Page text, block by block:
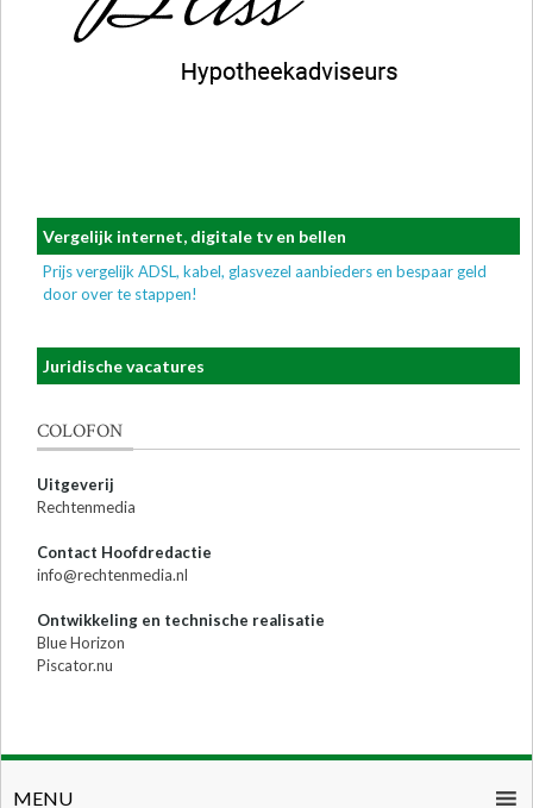
Vergelijk internet, digitale tv en bellen
Prijs vergelijk ADSL, kabel, glasvezel aanbieders en bespaar geld
door over te stappen!
Juridische vacatures
COLOFON
Uitgeverij
Rechtenmedia
Contact Hoofdredactie
info@rechtenmedia.nl
Ontwikkeling en technische realisatie
Blue Horizon
Piscator.nu
MENU